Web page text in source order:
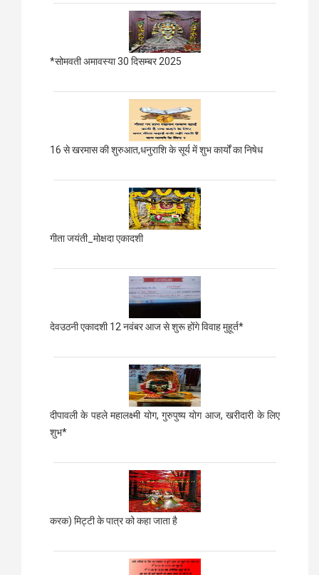
*सोमवती अमावस्या 30 दिसम्बर 2025
16 से खरमास की शुरुआत,धनुराशि के सूर्य में शुभ कार्यों का निषेध
गीता जयंती_मोक्षदा एकादशी
देवउठनी एकादशी 12 नवंबर आज से शुरू होंगे विवाह मुहूर्त*
दीपावली के पहले महालक्ष्मी योग, गुरुपुष्य योग आज, खरीदारी के लिए
शुभ*
करक) मिट्टी के पात्र को कहा जाता है